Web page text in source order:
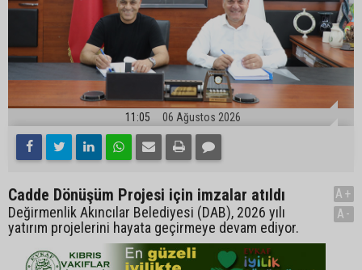
11:05 06 Ağustos 2026
Cadde Dönüşüm Projesi için imzalar atıldı
Değirmenlik Akıncılar Belediyesi (DAB), 2026 yılı
yatırım projelerini hayata geçirmeye devam ediyor.
A+
A-